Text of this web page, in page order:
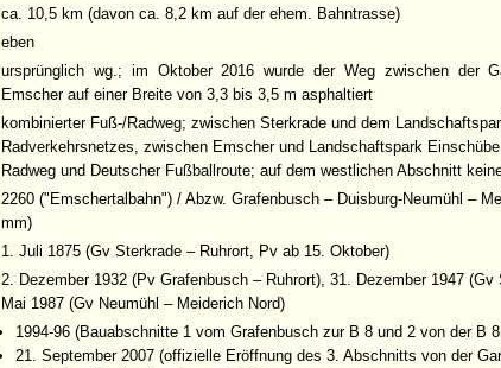
ca. 10,5 km (davon ca. 8,2 km auf der ehem. Bahntrasse)
eben
ursprünglich wg.; im Oktober 2016 wurde der Weg zwischen der
Emscher auf einer Breite von 3,3 bis 3,5 m asphaltiert
kombinierter Fuß-/Radweg; zwischen Sterkrade und dem
Radverkehrsnetzes, zwischen Emscher und Landschaftspark
Radweg und Deutscher Fußballroute; auf dem westlichen Abschnitt
2260 ("Emschertalbahn") / Abzw. Grafenbusch – Duisburg-Neumühl –
mm)
1. Juli 1875 (Gv Sterkrade – Ruhrort, Pv ab 15. Oktober)
2. Dezember 1932 (Pv Grafenbusch – Ruhrort), 31. Dezember 1947 (Gv
Mai 1987 (Gv Neumühl – Meiderich Nord)
1994-96 (Bauabschnitte 1 vom Grafenbusch zur B 8 und 2 von der B
21. September 2007 (offizielle Eröffnung des 3. Abschnitts von der